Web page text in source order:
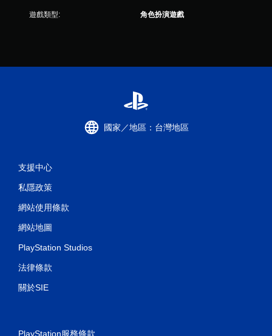
遊戲類型: 角色扮演遊戲
國家／地區：台灣地區
支援中心
私隱政策
網站使用條款
網站地圖
PlayStation Studios
法律條款
關於SIE
PlayStation服務條款